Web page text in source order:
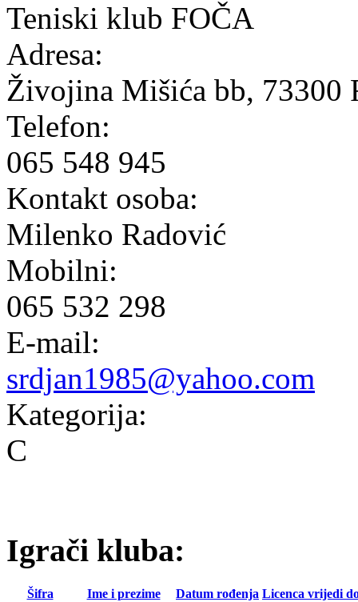
Teniski klub FOČA
Adresa:
Živojina Mišića bb, 73300
Telefon:
065 548 945
Kontakt osoba:
Milenko Radović
Mobilni:
065 532 298
E-mail:
srdjan1985@yahoo.com
Kategorija:
C
Igrači kluba:
Šifra Ime i prezime Datum rođenja Licenca vrijedi